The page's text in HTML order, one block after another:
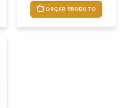
ORÇAR PRODUTO